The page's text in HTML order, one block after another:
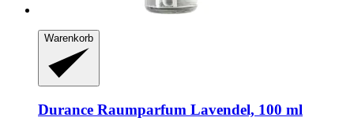
Warenkorb
Durance Raumparfum Lavendel, 100 ml